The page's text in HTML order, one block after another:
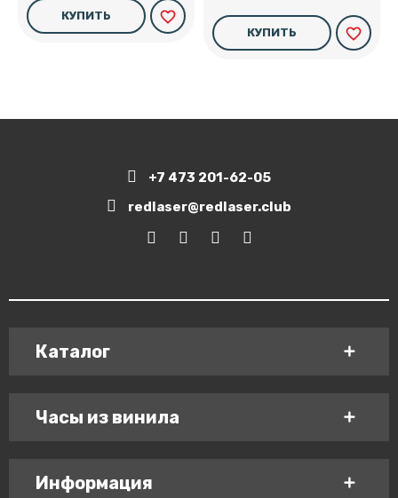
КУПИТЬ favorite_border
КУПИТЬ favorite_border
+7 473 201-62-05
redlaser@redlaser.club
Каталог
Часы из винила
Информация